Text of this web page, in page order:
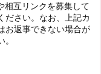
相互リンクを募集して
ださい。なお、上記カ
お返事できない場合が